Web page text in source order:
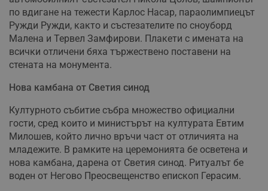
по вдигане на тежести Карлос Насар, параолимпиецът
Ружди Ружди, както и състезателите по сноуборд
Малена и Тервел Замфирови. Плакети с имената на
всички отличени бяха тържествено поставени на
стената на монумента.
Нова камбана от Светия синод
Културното събитие събра множество официални
гости, сред които и министърът на културата Евтим
Милошев, който лично връчи част от отличията на
младежите. В рамките на церемонията бе осветена и
нова камбана, дарена от Светия синод. Ритуалът бе
воден от Негово Преосвещенство епископ Герасим.